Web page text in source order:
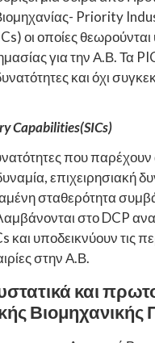
Priority
οι οποίες θεωρούνται
για την Α.Β. Τα
και όχι
Capabilities(SICs)
που
επιχειρησιακή
σταθερότητα
στο DCP
και υποδεικνύουν τις
στην Α.Β.
και
Βιομηχανικής